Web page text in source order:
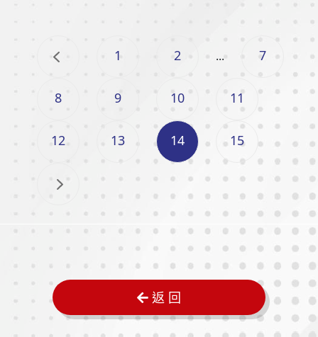
1 2 ... 7
8 9 10 11
12 13 14 15
返 回